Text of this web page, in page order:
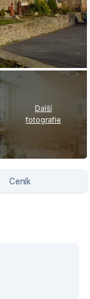
Další
fotografie
Ceník